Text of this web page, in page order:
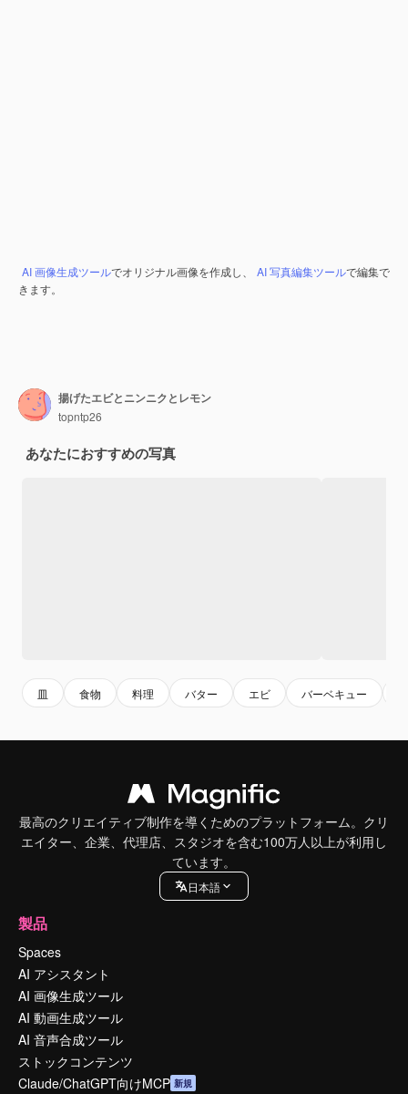
AI 画像生成ツールでオリジナル画像を作成し、 AI 写真編集ツールで編集で
きます。
揚げたエビとニンニクとレモン
topntp26
あなたにおすすめの写真
皿 食物 料理 バター エビ バーベキュー
最高のクリエイティブ制作を導くためのプラットフォーム。クリ
エイター、企業、代理店、スタジオを含む100万人以上が利用し
ています。
日本語
製品
Spaces
AI アシスタント
AI 画像生成ツール
AI 動画生成ツール
AI 音声合成ツール
ストックコンテンツ
Claude/ChatGPT向けMCP 新規